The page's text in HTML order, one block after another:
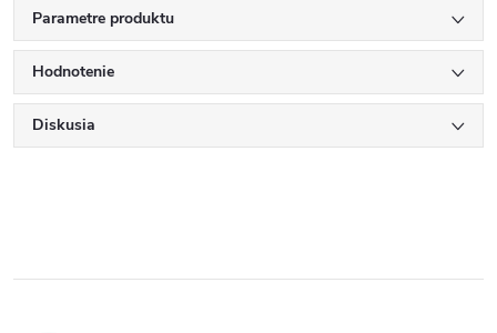
Parametre produktu
Hodnotenie
Diskusia